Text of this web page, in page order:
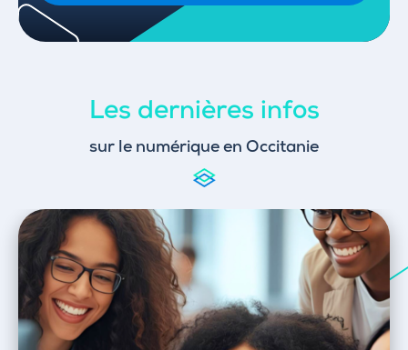
Les dernières infos
sur le numérique en Occitanie